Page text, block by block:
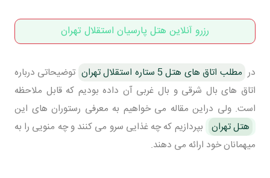
رزرو آنلاین هتل پارسیان استقلال تهران
در مطلب اتاق های هتل 5 ستاره استقلال تهران
توضیحاتی درباره
اتاق های بال شرقی و بال غربی آن داده بودیم که قابل ملاحظه
است. ولی دراین مقاله می خواهیم به معرفی رستوران های این
هتل تهران بپردازیم که چه غذایی سرو می کنند و چه منویی را به
میهمانان خود ارائه می دهند.